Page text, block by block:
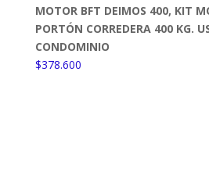
MOTOR BFT DEIMOS 400, KIT
PORTÓN CORREDERA 400 KG.
CONDOMINIO
$378.600